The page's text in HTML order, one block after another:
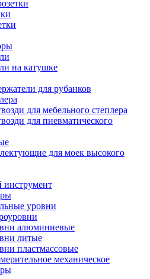
на катушке
для рубанков
для мебельного степлера
для пневматического
для моек высокого
инструмент
уровни
алюминиевые
литые
пластмассовые
механическое